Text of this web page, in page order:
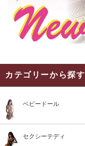
カテゴリーから探す
ベビードール
セクシーテディ